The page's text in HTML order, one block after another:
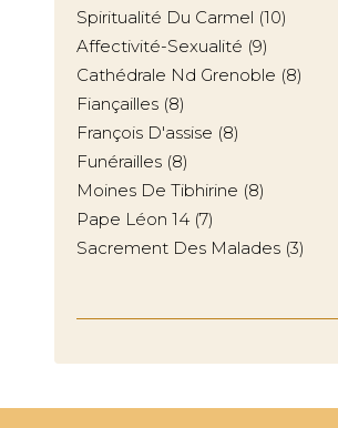
Spiritualité Du Carmel (10)
Affectivité-Sexualité (9)
Cathédrale Nd Grenoble (8)
Fiançailles (8)
François D'assise (8)
Funérailles (8)
Moines De Tibhirine (8)
Pape Léon 14 (7)
Sacrement Des Malades (3)